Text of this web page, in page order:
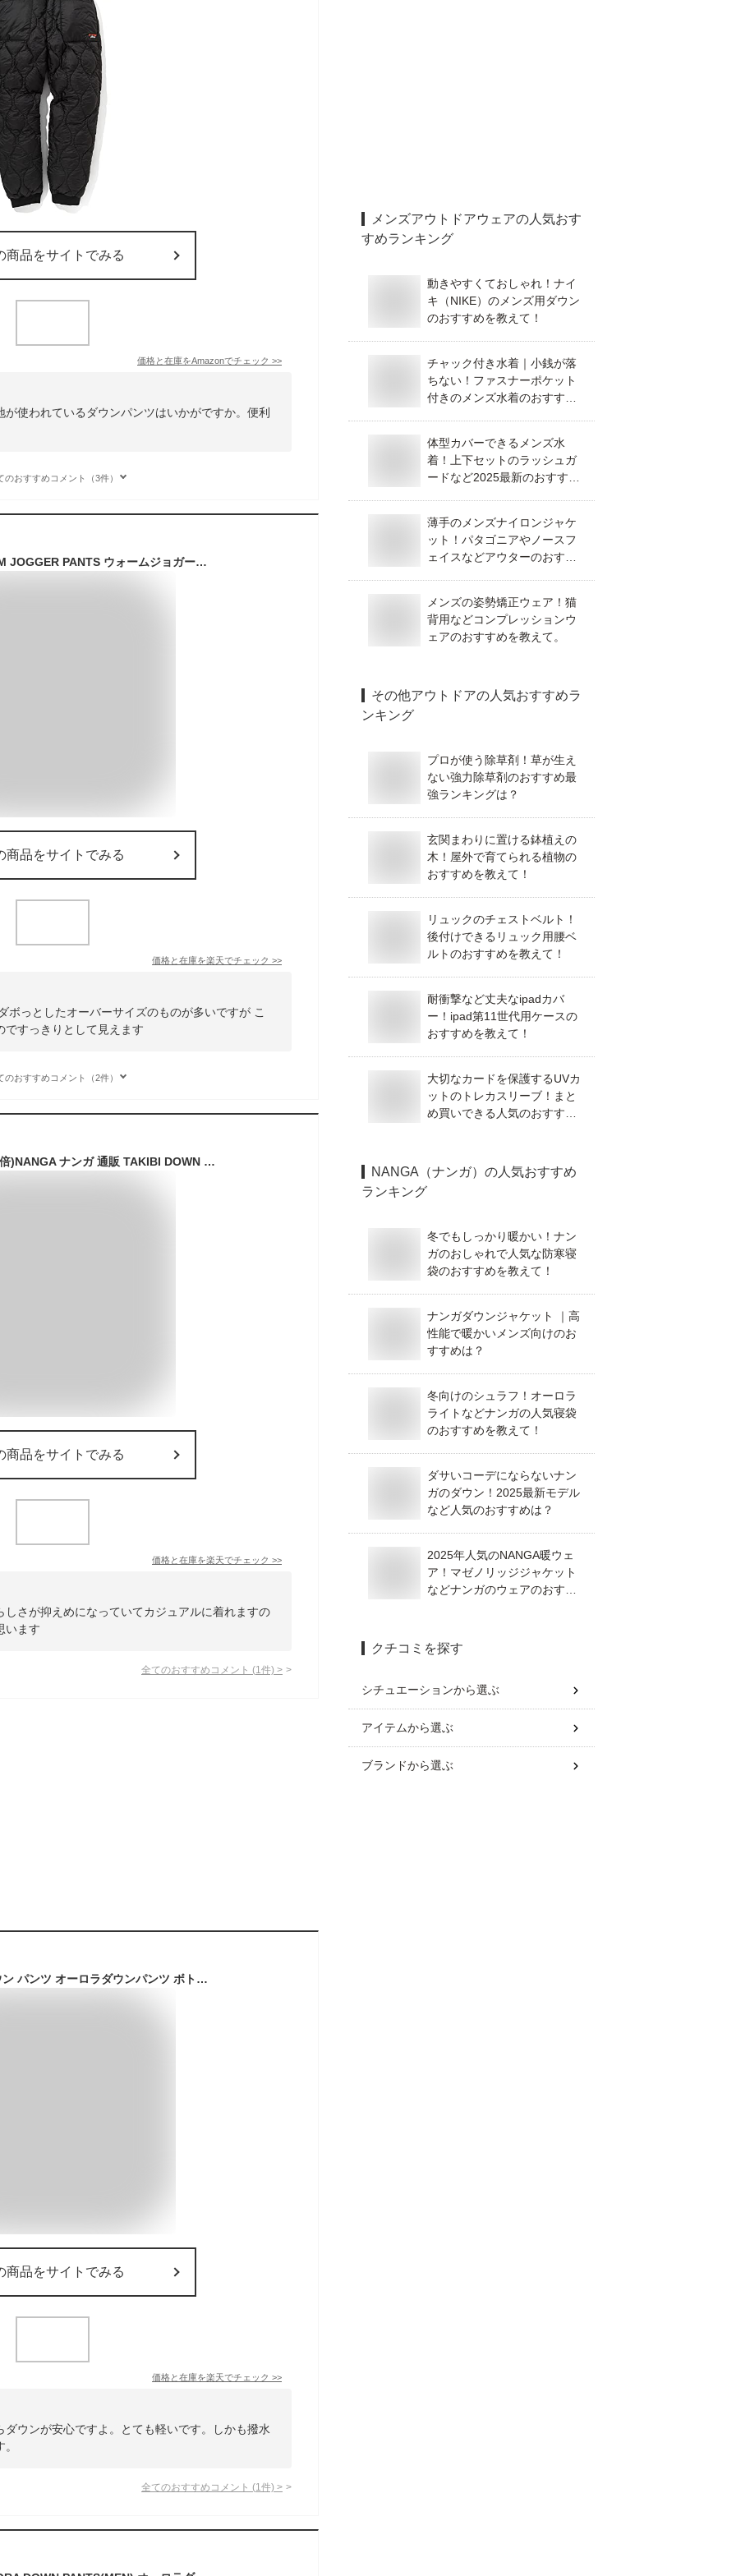
商品をサイトでみる
価格と在庫をAmazonでチェック >>
使われているダウンパンツはいかがですか。便利
のおすすめコメント（3件）
NANGA ナンガ WARM JOGGER PANTS ウォームジョガーパンツ 裏地あり 釣り アウトドア 冬キャンプ 秋冬シーズン 保温力 ギフトにおすすめ
商品をサイトでみる
価格と在庫を楽天でチェック >>
ボっとしたオーバーサイズのものが多いですが こ
ですっきりとして見えます
のおすすめコメント（2件）
(30日限定ポイント10倍)NANGA ナンガ 通販 TAKIBI DOWN PANTS(MEN) タキビダウンパンツ メンズ 難燃素材 焚き火パンツ アウトドア 中綿超撥水加工 冬キャンプ プレゼント セレクト雑貨ムー【S10】
商品をサイトでみる
価格と在庫を楽天でチェック >>
さが抑えめになっていてカジュアルに着れますの
います
全てのおすすめコメント (1 件) >
【SALE】ナンガ ダウン パンツ オーロラダウンパンツ ボトムス メンズ アウトドア カジュアル 軽量 防寒 防水 通勤 通学 大きいサイズ ブランド 黒 ブラック NANGA
商品をサイトでみる
価格と在庫を楽天でチェック >>
ウンが安心ですよ。とても軽いです。しかも撥水
全てのおすすめコメント (1 件) >
メンズアウトドアウェアの人気おす
すめランキング
動きやすくておしゃれ！ナイ
キ（NIKE）のメンズ用ダウン
のおすすめを教えて！
チャック付き水着｜小銭が落
ちない！ファスナーポケット
付きのメンズ水着のおすすめ
体型カバーできるメンズ水
着！上下セットのラッシュガ
ードなど2025最新のおすすめ
薄手のメンズナイロンジャケ
ット！パタゴニアやノースフ
ェイスなどアウターのおすす
メンズの姿勢矯正ウェア！猫
背用などコンプレッションウ
ェアのおすすめを教えて。
その他アウトドアの人気おすすめラ
ンキング
プロが使う除草剤！草が生え
ない強力除草剤のおすすめ最
強ランキングは？
玄関まわりに置ける鉢植えの
木！屋外で育てられる植物の
おすすめを教えて！
リュックのチェストベルト！
後付けできるリュック用腰ベ
ルトのおすすめを教えて！
耐衝撃など丈夫なipadカバ
ー！ipad第11世代用ケースの
おすすめを教えて！
大切なカードを保護するUVカ
ットのトレカスリーブ！まと
め買いできる人気のおすすめ
NANGA（ナンガ） の人気おすすめ
ランキング
冬でもしっかり暖かい！ナン
ガのおしゃれで人気な防寒寝
袋のおすすめを教えて！
ナンガダウンジャケット ｜高
性能で暖かいメンズ向けのお
すすめは？
冬向けのシュラフ！オーロラ
ライトなどナンガの人気寝袋
のおすすめを教えて！
ダサいコーデにならないナン
ガのダウン！2025最新モデル
など人気のおすすめは？
2025年人気のNANGA暖ウェ
ア！マゼノリッジジャケット
などナンガのウェアのおすす
クチコミを探す
シチュエーションから選ぶ
アイテムから選ぶ
ブランドから選ぶ